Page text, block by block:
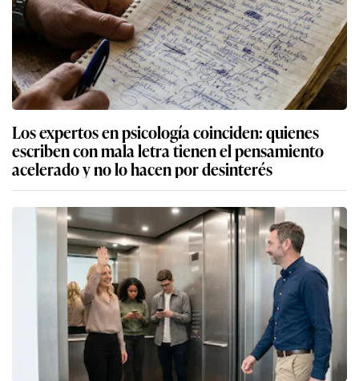
Los expertos en psicología coinciden: quienes
escriben con mala letra tienen el pensamiento
acelerado y no lo hacen por desinterés